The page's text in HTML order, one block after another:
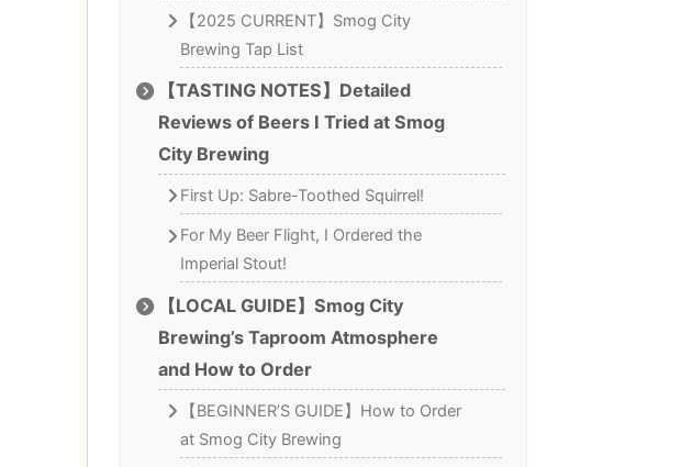
【2025 CURRENT】Smog City
Brewing Tap List
【TASTING NOTES】Detailed
Reviews of Beers I Tried at Smog
City Brewing
First Up: Sabre-Toothed Squirrel!
For My Beer Flight, I Ordered the
Imperial Stout!
【LOCAL GUIDE】Smog City
Brewing’s Taproom Atmosphere
and How to Order
【BEGINNER’S GUIDE】How to Order
at Smog City Brewing